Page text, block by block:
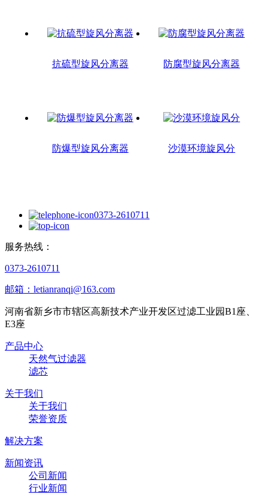
抗硫型旋风分离器 防腐型旋风分离器
防爆型旋风分离器 沙漠环境旋风分
0373-2610711
服务热线：
0373-2610711
邮箱：letianranqi@163.com
河南省新乡市市辖区高新技术产业开发区过滤工业园B1座、
E3座
产品中心
天然气过滤器
滤芯
关于我们
关于我们
荣誉资质
解决方案
新闻资讯
公司新闻
行业新闻